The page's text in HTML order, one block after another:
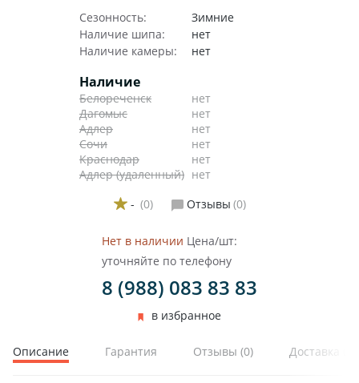
Сезонность:
Зимние
Наличие шипа:
нет
Наличие камеры:
нет
Наличие
Белореченск
нет
Дагомыс
нет
Адлер
нет
Сочи
нет
Краснодар
нет
Адлер (удаленный) нет
- (0) Отзывы (0)
Нет в наличии Цена/шт:
уточняйте по телефону
8 (988) 083 83 83
в избранное
Описание Гарантия Отзывы (0) Доставка и